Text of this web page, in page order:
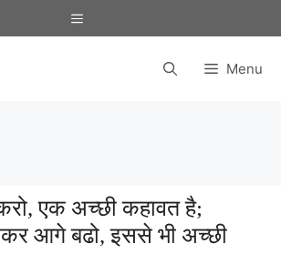
Menu
Menu
एक अच्छी कहावत है;
आगे बढो, इससे भी अच्छी